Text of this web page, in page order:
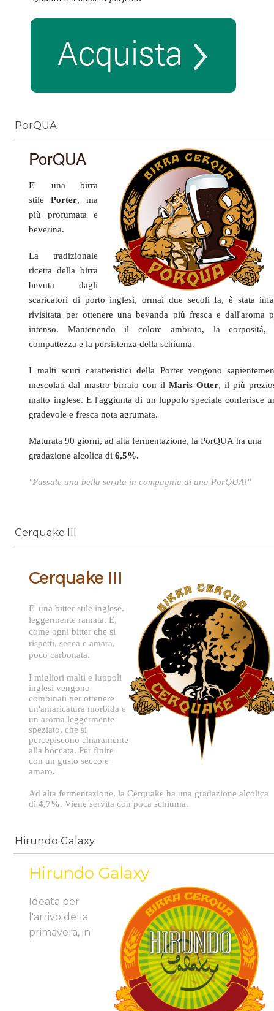
PorQUA
PorQUA
E' una birra
stilePorter, ma
piùprofumata e
beverina.
La tradizionale
ricetta della birra
bevuta dagli
scaricatori di porto inglesi, ormai due secoli fa, è stata
rivisitata per ottenere una bevanda più fresca e dall'aroma
intenso. Mantenendo il colore ambrato, la corposità,
compattezza e la persistenza della schiuma.
I malti scuri caratteristici della Porter vengono
mescolati dal mastro birraio con il Maris Otter, il più
malto inglese. E l'aggiunta di un luppolo speciale conferisce
gradevole e fresca nota agrumata.
Maturata 90 giorni, ad alta fermentazione, la PorQUA ha una
gradazione alcolica di6,5%.
"Passate una bella serata in compagnia di una PorQUA!"
Cerquake III
Cerquake III
E' una bitter stile inglese,
leggermente ramata. E,
come ogni bitter che si
rispetti, secca e amara,
poco carbonata.
I migliori malti e luppoli
inglesi vengono
combinati per ottenere
un'amaricatura morbida e
un aroma leggermente
speziato, che si
percepiscono chiaramente
alla boccata. Per finire
con un gusto secco e
amaro.
Ad alta fermentazione, la Cerquake ha una gradazione alcolica
di 4,7%. Viene servita con poca schiuma.
Hirundo Galaxy
Hirundo Galaxy
Ideata per
l'arrivo della
primavera, in